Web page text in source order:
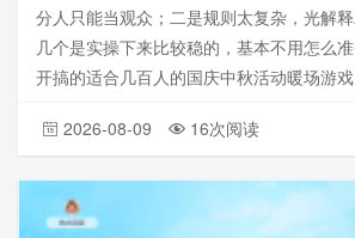
分人只能当观众；二是规则太复杂，光解
几个是实操下来比较稳的，基本不用怎么
开搞的适合几百人的国庆中秋活动暖场游戏
2026-08-09 16次阅读